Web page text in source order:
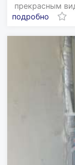
прекрасным
подробно